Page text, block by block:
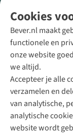
Cookies
Bever.nl maakt
functionele en
onze website
we altijd.
Accepteer je alle
verzamelen en
van analytische,
analytische
website wordt
Direct advies
+31 (0)85
+31 6 12 28 49